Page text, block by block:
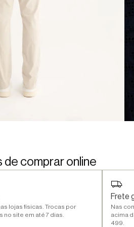
de comprar online
lojas físicas. Trocas por
site em até 7 dias.
Frete
Nas
acima
499.